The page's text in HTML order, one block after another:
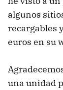
algunos
recargables
euros en su
una unidad